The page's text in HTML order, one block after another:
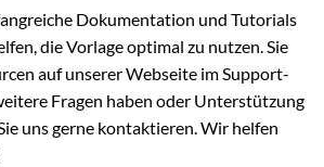
Dokumentation und Tutorials
die Vorlage optimal zu nutzen. Sie
auf unserer Webseite im Support-
Fragen haben oder Unterstützung
uns gerne kontaktieren. Wir helfen